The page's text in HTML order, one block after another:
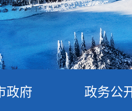
政府 政务公